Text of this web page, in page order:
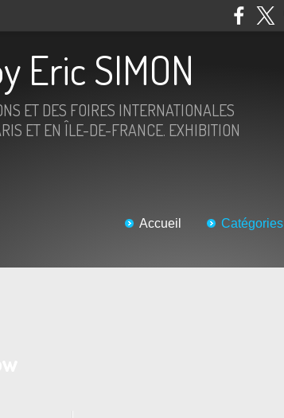
Eric SIMON
ET DES FOIRES INTERNATIONALES
ET EN ÎLE-DE-FRANCE. EXHIBITION
Accueil Catégories